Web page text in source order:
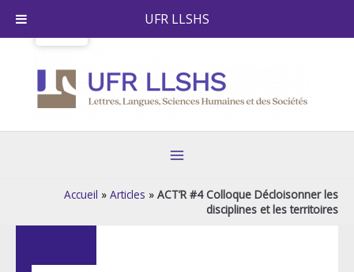
Menu
Accueil » Articles » ACT’R #4 Colloque Décloisonner les
disciplines et les territoires
UFR LLSHS